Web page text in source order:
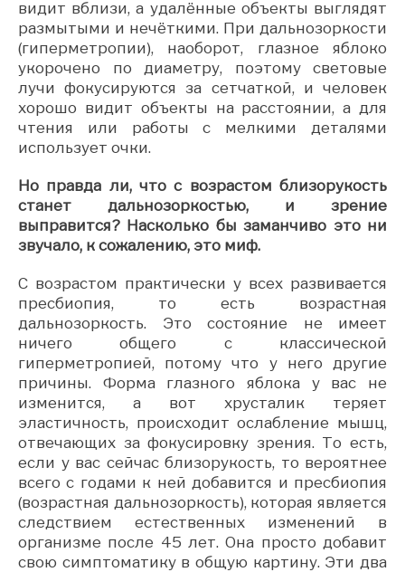
видит вблизи, а удалённые объекты выглядят
размытыми и нечёткими. При дальнозоркости
(гиперметропии), наоборот, глазное яблоко
укорочено по диаметру, поэтому световые
лучи фокусируются за сетчаткой, и человек
хорошо видит объекты на расстоянии, а для
чтения или работы с мелкими деталями
использует очки.
Но правда ли, что с возрастом близорукость
станет дальнозоркостью, и зрение
выправится? Насколько бы заманчиво это ни
звучало, к сожалению, это миф.
С возрастом практически у всех развивается
пресбиопия, то есть возрастная
дальнозоркость. Это состояние не имеет
ничего общего с классической
гиперметропией, потому что у него другие
причины. Форма глазного яблока у вас не
изменится, а вот хрусталик теряет
эластичность, происходит ослабление мышц,
отвечающих за фокусировку зрения. То есть,
если у вас сейчас близорукость, то вероятнее
всего с годами к ней добавится и пресбиопия
(возрастная дальнозоркость), которая является
следствием естественных изменений в
организме после 45 лет. Она просто добавит
свою симптоматику в общую картину. Эти два